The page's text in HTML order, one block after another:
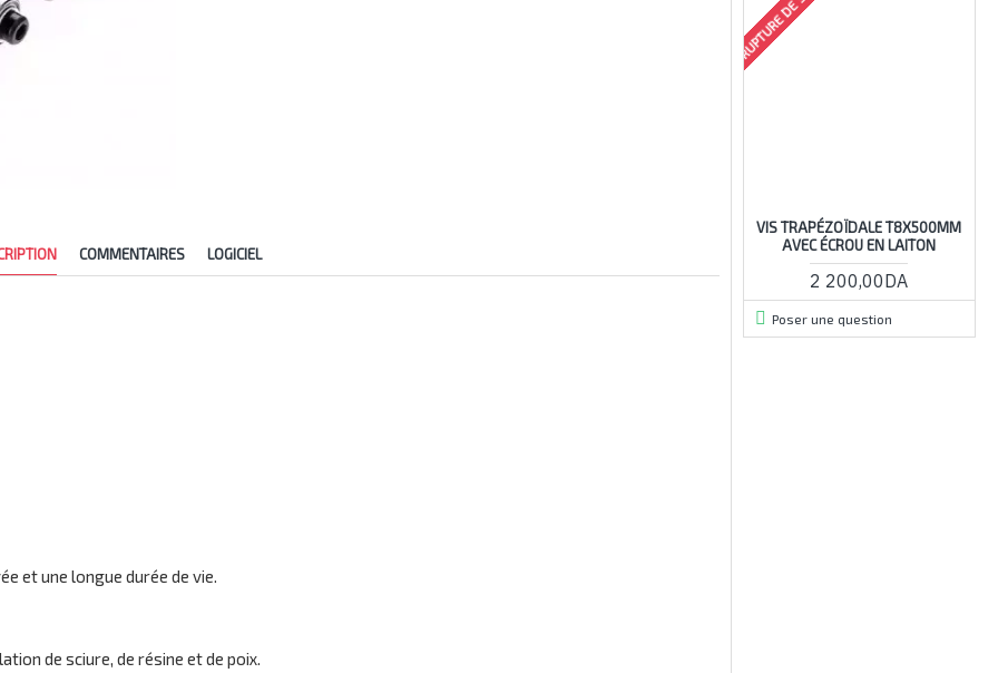
COMMENTAIRES LOGICIEL
et une longue durée de vie.
de sciure, de résine et de poix.
VIS TRAPÉZOÏDALE T8X500MM
AVEC ÉCROU EN LAITON
2 200,00DA
Poser une question